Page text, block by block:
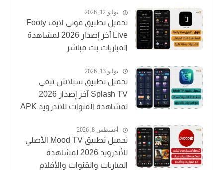
يوليو 12, 2026
تحميل تطبيق فوتي لايف Footy
Live آخر إصدار 2026 لمشاهدة
المباريات بث مباشر
يوليو 13, 2026
تحميل تطبيق سبلاش تيفي
Splash TV آخر إصدار 2026
لمشاهدة القنوات للاندرويد APK
أغسطس 8, 2026
تحميل تطبيق Mood TV الأصلي
للأندرويد 2026 لمشاهدة
المباريات والقنوات والأفلام